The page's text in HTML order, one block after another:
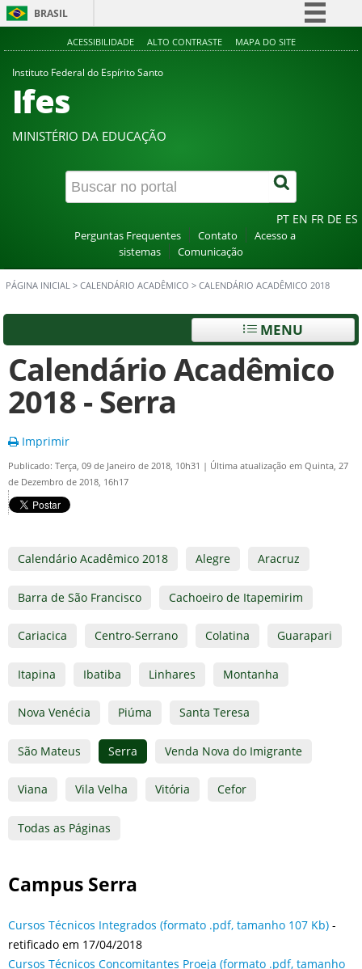
BRASIL
Simplifique!
Canais
ACESSIBILIDADE ALTO CONTRASTE MAPA DO SITE
Instituto Federal do Espírito Santo
Ifes
MINISTÉRIO DA EDUCAÇÃO
PT EN FR DE ES
Perguntas Frequentes Contato
Acesso a
sistemas
Comunicação
PÁGINA INICIAL > CALENDÁRIO ACADÊMICO > CALENDÁRIO ACADÊMICO 2018
MENU
Calendário Acadêmico
2018 - Serra
Imprimir
Publicado: Terça, 09 de Janeiro de 2018, 10h31 | Última atualização em Quinta, 27
de Dezembro de 2018, 16h17
Calendário Acadêmico 2018 Alegre Aracruz
Barra de São Francisco Cachoeiro de Itapemirim
Cariacica Centro-Serrano Colatina Guarapari
Itapina Ibatiba Linhares Montanha
Nova Venécia Piúma Santa Teresa
São Mateus Serra Venda Nova do Imigrante
Viana Vila Velha Vitória Cefor
Todas as Páginas
Campus Serra
Cursos Técnicos Integrados (formato .pdf, tamanho 107 Kb) -
retificado em 17/04/2018
Cursos Técnicos Concomitantes Proeja (formato .pdf, tamanho